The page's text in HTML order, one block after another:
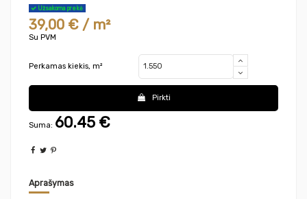
Užsakoma prekė
39,00 € / m²
Su PVM
Perkamas kiekis, m²
Pirkti
Suma: 60.45 €
Aprašymas